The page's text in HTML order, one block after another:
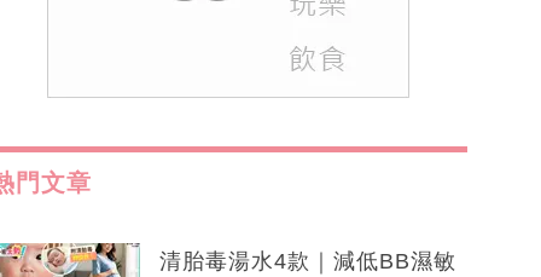
門文章
清胎毒湯水4款｜減低BB濕敏